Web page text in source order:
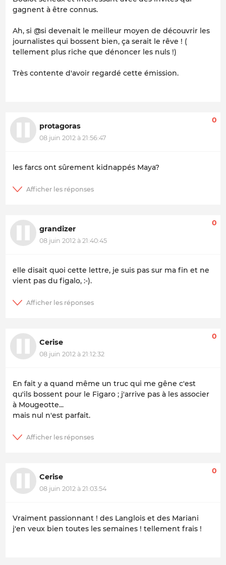
gagnent à être connus.
Ah, si @si devenait le meilleur moyen de découvrir les
journalistes qui bossent bien, ça serait le rêve ! (
tellement plus riche que dénoncer les nuls !)
Très contente d'avoir regardé cette émission.
protagoras
08 juin 2012 à 21:56:47
0
les farcs ont sûrement kidnappés Maya?
grandizer
08 juin 2012 à 21:40:45
0
elle disait quoi cette lettre, je suis pas sur ma fin et ne
vient pas du figalo, :-).
Cerise
08 juin 2012 à 21:12:32
0
En fait y a quand même un truc qui me gêne c'est
qu'ils bossent pour le Figaro ; j'arrive pas à les associer
à Mougeotte...
mais nul n'est parfait.
Cerise
08 juin 2012 à 21:03:54
0
Vraiment passionnant ! des Langlois et des Mariani
j'en veux bien toutes les semaines ! tellement frais !